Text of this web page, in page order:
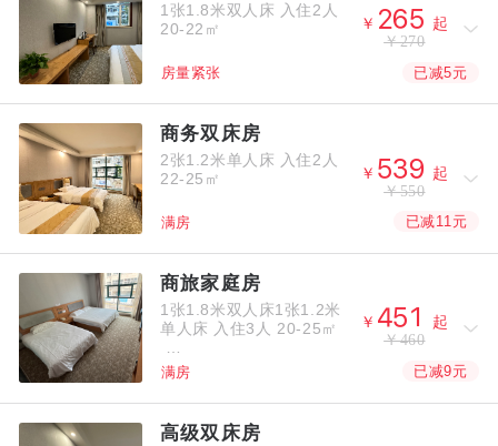
1张1.8米双人床 入住2人
20-22㎡
￥ 
起
￥270
房量紧张 已减5元
商务双床房
2张1.2米单人床 入住2人
22-25㎡
￥ 
起
￥550
满房 已减11元
商旅家庭房
1张1.8米双人床1张1.2米
单人床 入住3人 20-25㎡ ￥  
起
￥460
满房 已减9元
高级双床房